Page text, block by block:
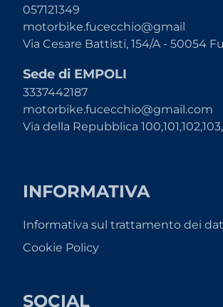
057121349
motorbike.fucecchio@gmail
Via Cesare Battisti, 154/A - 50054
Sede di EMPOLI
3337442187
motorbike.fucecchio@gmail.com
Via della Repubblica
INFORMATIVA
Informativa sul trattamento dei
Cookie Policy
SOCIAL